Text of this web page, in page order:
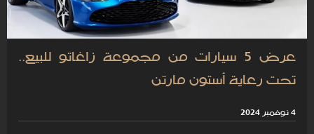
عرض 5 سيارات من مجموعة زاغاتو للبيع..
تحت رعاية أستون مارتن
4 نوفمبر 2024